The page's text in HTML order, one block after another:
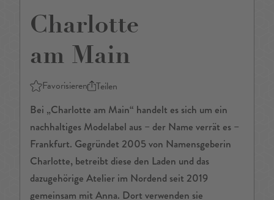
Charlotte
am Main
Favorisieren Teilen
Bei „Charlotte am Main“ handelt es sich um ein
nachhaltiges Modelabel aus – der Name verrät es –
Frankfurt. Gegründet 2005 von Namensgeberin
Charlotte, betreibt diese den Laden und das
dazugehörige Atelier im Nordend seit 2019
gemeinsam mit Anna. Dort verwenden sie